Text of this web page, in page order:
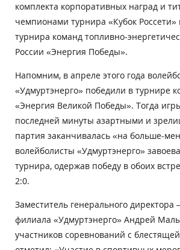
комплекта корпоративных наград и
чемпионами турнира «Кубок
турнира команд топливно-
России «Энергия Победы».
Напомним, в апреле этого года
«Удмуртэнерго» победили в турнире
«Энергия Великой Победы». Тогда
последней минуты азартными и
партия заканчивалась «на больше-
волейболисты «Удмуртэнерго»
турнира, одержав победу в обоих
2:0.
Заместитель генерального директора
филиала «Удмуртэнерго» Андрей
участников соревнований с